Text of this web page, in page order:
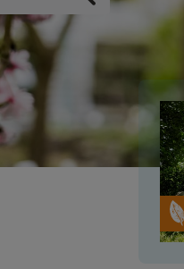
Er zijn